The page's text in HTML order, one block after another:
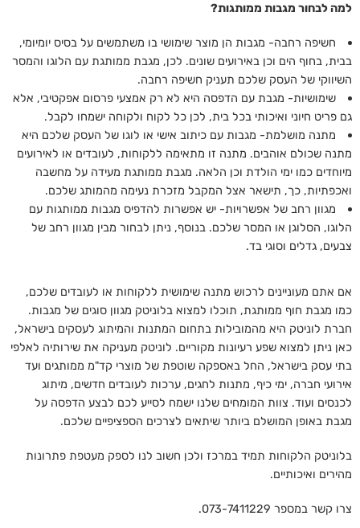
למה לבחור מגבות ממותגות?
חשיפה רחבה- מגבות הן מוצר שימושי בו משתמשים על בסיס יומיומי,
בבית, בחוף הים וכן באירועים שונים. לכן, מגבת ממותגת עם הלוגו והמסר
השיווקי של העסק שלכם תעניק חשיפה רחבה.
שימושיות- מגבת עם הדפסה היא לא רק אמצעי פרסום אפקטיבי, אלא
גם פריט חיוני ואיכותי בכל בית, לכן כל לקוח ולקוחה ישמחו לקבל.
מתנה מושלמת- מגבות עם כיתוב אישי או לוגו של העסק שלכם היא
מתנה שכולם אוהבים. מתנה זו מתאימה ללקוחות, לעובדים או לאירועים
מיוחדים כמו ימי הולדת וכן הלאה. מגבת ממותגת מעידה על מחשבה
ואכפתיות, כך, תישאר אצל המקבל מזכרת נעימה מהמותג שלכם.
מגוון רחב של אפשרויות- יש אפשרות להדפיס מגבות ממותגות עם
הלוגו, הסלוגן או המסר שלכם. בנוסף, ניתן לבחור מבין מגוון רחב של
צבעים, גדלים וסוגי בד.
אם אתם מעוניינים לרכוש מתנה שימושית ללקוחות או לעובדים שלכם,
כמו מגבת חוף ממותגת, תוכלו למצוא בלוניטק מגוון סוגים של מגבות.
חברת לוניטק היא מהמובילות בתחום המתנות והמיתוג לעסקים בישראל,
כאן ניתן למצוא שפע רעיונות מקוריים. לוניטק מעניקה את שירותיה לאלפי
בתי עסק בישראל, החל באספקה שוטפת של מוצרי קד"מ ממותגים ועד
אירועי חברה, ימי כיף, מתנות לחגים, ערכות לעובדים חדשים, מיתוג
לכנסים ועוד. צוות המומחים שלנו ישמח לסייע לכם לבצע הדפסה על
מגבת באופן המושלם ביותר שיתאים לצרכים הספציפיים שלכם.
בלוניטק הלקוחות תמיד במרכז ולכן חשוב לנו לספק מעטפת פתרונות
מהירים ואיכותיים.
צרו קשר במספר 073-7411229.